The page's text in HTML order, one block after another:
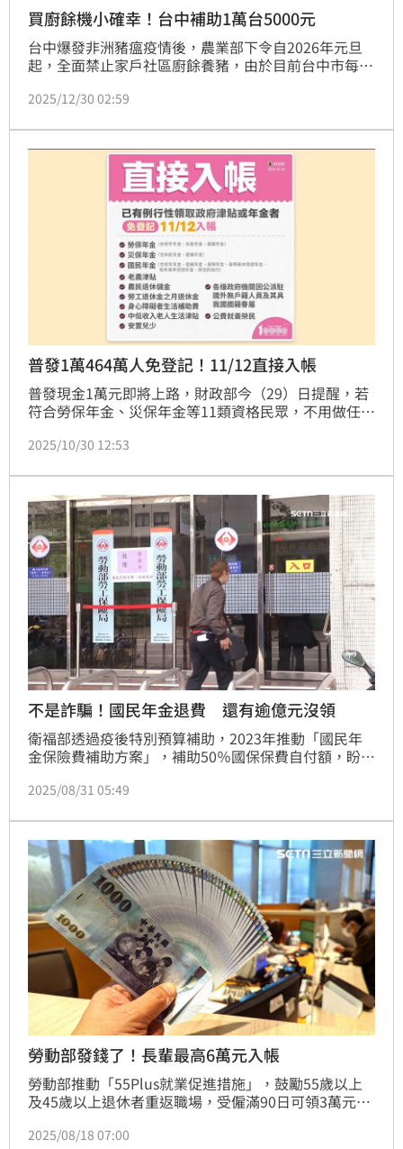
買廚餘機小確幸！台中補助1萬台5000元
台中爆發非洲豬瘟疫情後，農業部下令自2026年元旦
起，全面禁止家戶社區廚餘養豬，由於目前台中市每天
了解決廚餘亂象，台中市長盧秀燕今日（30日）在市政
每戶補助1台，限額5000元，共補貼1萬台，經費用罄
即停止補助。
2025/12/30 02:59
普發1萬464萬人免登記！11/12直接入帳
普發現金1萬元即將上路，財政部今（29）日提醒，若
符合勞保年金、災保年金等11類資格民眾，不用做任何
直接入帳的人數較2023年增加約39萬人。
2025/10/30 12:53
不是詐騙！國民年金退費 還有逾億元沒領
衛福部透過疫後特別預算補助，2023年推動「國民年
金保險費補助方案」，補助50％國保保費自付額，盼提
金，依身份不同可退還297元至593元。全台共121萬人
2025/08/31 05:49
勞動部發錢了！長輩最高6萬元入帳
勞動部推動「55Plus就業促進措施」，鼓勵55歲以上
及45歲以上退休者重返職場，受僱滿90日可領3萬元，
區，提供申請方式與就業協助。
2025/08/18 07:00